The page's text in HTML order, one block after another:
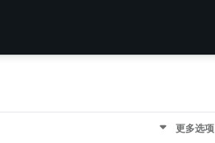
更多选项